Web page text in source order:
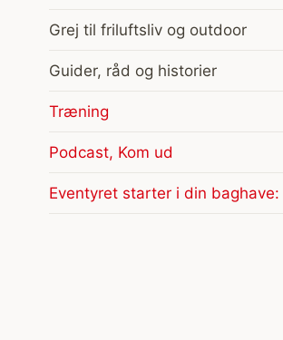
Grej til friluftsliv og outdoor
Guider, råd og historier
Træning
Podcast, Kom ud
Eventyret starter i din